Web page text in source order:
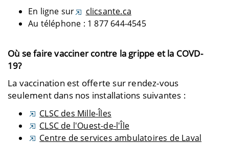
En ligne sur
clicsante.ca
Au téléphone : 1 877 644-4545
Où se faire vacciner contre la grippe et la COVD-
19?
La vaccination est offerte sur rendez-vous
seulement dans nos installations suivantes :
CLSC des Mille-Îles
CLSC de l'Ouest-de-l'Île
Centre de services ambulatoires de Laval